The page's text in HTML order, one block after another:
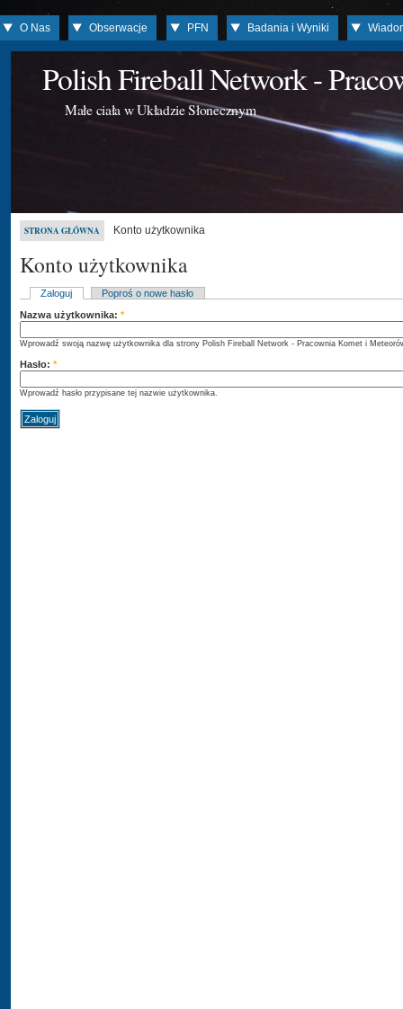
O Nas Obserwacje PFN Badania i Wyniki
Polish Fireball Network -
Małe ciała w Układzie Słonecznym
STRONA GŁÓWNA Konto użytkownika
Konto użytkownika
Zaloguj
Poproś o nowe hasło
Nazwa użytkownika: *
Wprowadź swoją nazwę użytkownika dla strony Polish Fireball Network - Pracownia Komet i
Hasło: *
Wprowadź hasło przypisane tej nazwie użytkownika.